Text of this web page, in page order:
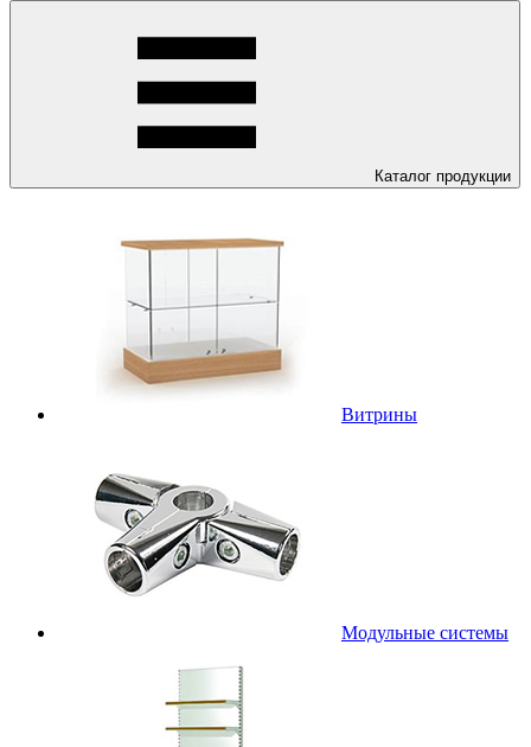
Каталог продукции
Витрины
Модульные системы